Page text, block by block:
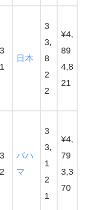
3
1
日本
3
3,
8
2
2
¥4,
89
4,8
21
3
2
バハ
マ
3
3,
1
2
1
¥4,
79
3,3
70